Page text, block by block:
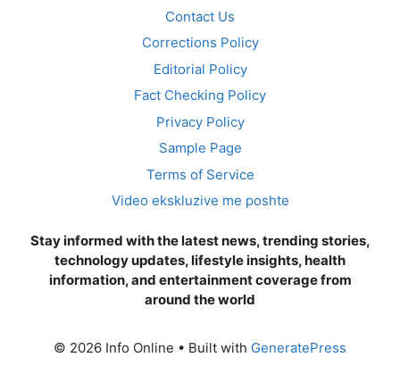
Contact Us
Corrections Policy
Editorial Policy
Fact Checking Policy
Privacy Policy
Sample Page
Terms of Service
Video ekskluzive me poshte
Stay informed with the latest news, trending stories,
technology updates, lifestyle insights, health
information, and entertainment coverage from
around the world
© 2026 Info Online • Built with GeneratePress